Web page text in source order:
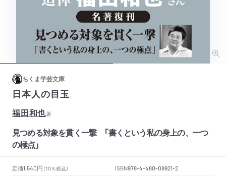
ちくま学芸文庫
日本人の目玉
福田和也著
見つめる対象を貫く一撃 「書くという私の身上の、一つ
の極点」
定価1,540円 （10％税込） ISBN978-4-480-08921-2